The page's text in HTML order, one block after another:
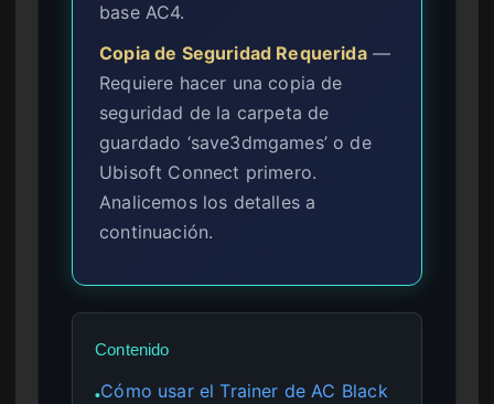
base AC4.
Copia de Seguridad Requerida—
Requiere hacer una copia de
seguridad de la carpeta de
guardado ‘save3dmgames’ o de
Ubisoft Connect primero.
Analicemos los detalles a
continuación.
Contenido
●Cómo usar el Trainer de AC Black